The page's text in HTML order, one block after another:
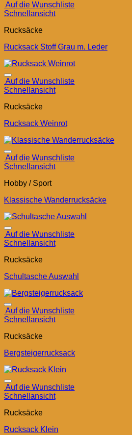
Auf die Wunschliste
Schnellansicht
Rucksäcke
Rucksack Stoff Grau m. Leder
Auf die Wunschliste
Schnellansicht
Rucksäcke
Rucksack Weinrot
Auf die Wunschliste
Schnellansicht
Hobby / Sport
Klassische Wanderrucksäcke
Auf die Wunschliste
Schnellansicht
Rucksäcke
Schultasche Auswahl
Auf die Wunschliste
Schnellansicht
Rucksäcke
Bergsteigerrucksack
Auf die Wunschliste
Schnellansicht
Rucksäcke
Rucksack Klein